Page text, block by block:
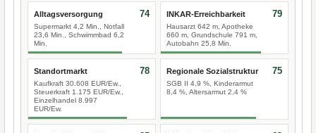
Alltagsversorgung
Supermarkt 4,2 Min., Notfall
23,6 Min., Schwimmbad 6,2
Min.
74 INKAR-Erreichbarkeit
Hausarzt 642 m, Apotheke
660 m, Grundschule 791 m,
Autobahn 25,8 Min.
79
Standortmarkt
Kaufkraft 30.608 EUR/Ew.,
Steuerkraft 1.175 EUR/Ew.,
Einzelhandel 8.997
EUR/Ew.
78 Regionale Sozialstruktur
SGB II 4,9 %, Kinderarmut
8,4 %, Altersarmut 2,4 %
75